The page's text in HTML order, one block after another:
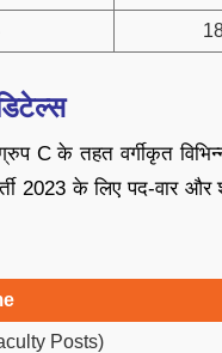
C के तहत वर्गीकृत
के लिए पद-वार और
Posts)